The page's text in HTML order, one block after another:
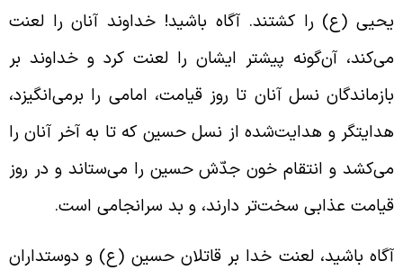
(ع) را کشتند. آگاه باشید! خداوند آنان را لعنت
آن‌گونه پیشتر ایشان را لعنت کرد و خداوند بر
نسل آنان تا روز قیامت، امامی را برمی‌انگیزد،
و هدایت‌شده از نسل حسین که تا به آخر آنان را
و انتقام خون جدّش حسین را می‌ستاند و در روز
عذابی سخت‌تر دارند، و بد سرانجامی است.
باشید، لعنت خدا بر قاتلان حسین (ع) و دوستداران